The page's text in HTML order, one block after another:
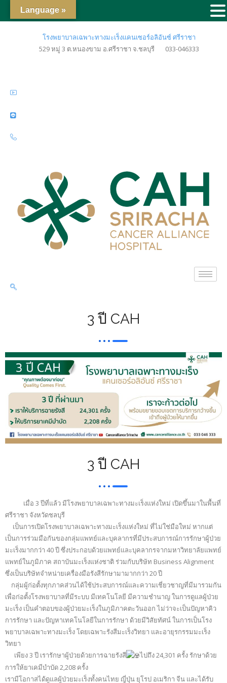
โรงพยาบาลเฉพาะทางมะเร็งแคนเซอร์อลิอันซ์ ศรีราชา
529 หมู่ 3 ต.หนองขาม อ.ศรีราชา จ.ชลบุรี
033-046333
3 ปี CAH
3 ปี CAH
เมื่อ 3 ปีที่แล้ว มีโรงพยาบาลเฉพาะทางมะเร็งแห่งใหม่ เปิดขึ้นมาในพื้นที่
ศรีราชา จังหวัดชลบุรี
เป็นการเปิดโรงพยาบาลเฉพาะทางมะเร็งแห่งใหม่ ที่ไม่ใช่มือใหม่ หากแต่
เป็นการร่วมมือกันของกลุ่มแพทย์และบุคลากรที่มีประสบการณ์การรักษาผู้ป่วย
มะเร็งมากกว่า 40 ปี ซึ่งประกอบด้วยแพทย์และบุคลากรจากมหาวิทยาลัยแพทย์
แพทย์ในภูมิภาค สถาบันมะเร็งแห่งชาติ ร่วมกับบริษัท Business Alignment
ซึ่งเป็นบริษัทจำหน่ายเครื่องมือรังสีรักษามามากกว่า 20 ปี
กลุ่มผู้ก่อตั้งทุกภาคส่วนได้ใช้ประสบการณ์และความเชี่ยวชาญที่มีมารวมกัน
เพื่อก่อตั้งโรงพยาบาลที่มีระบบ มีเทคโนโลยี มีความชำนาญ ในการดูแลผู้ป่วย
มะเร็ง เป็นคำตอบของผู้ป่วยมะเร็งในภูมิภาคตะวันออก ไม่ว่าจะเป็นปัญหาคิว
การรักษา และปัญหาเทคโนโลยีในการรักษา ด้วยมีวิสัยทัศน์ ในการเป็นโรง
พยาบาลเฉพาะทางมะเร็ง โดยเฉพาะรังสีมะเร็งวิทยา และอายุรกรรมมะเร็ง
วิทยา
เพียง 3 ปี เรารักษาผู้ป่วยด้วยการฉายรังสี
ไปถึง 24,301 ครั้ง รักษาด้วย
การให้ยาเคมีบำบัด 2,208 ครั้ง
เรามีโอกาสได้ดูแลผู้ป่วยมะเร็งทั้งคนไทย ญี่ปุ่น ยุโรป อเมริกา จีน และได้รับ
Language »